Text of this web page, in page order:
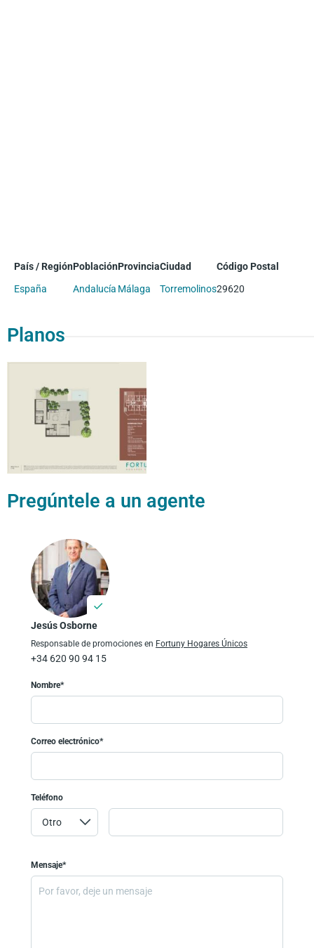
País / Región
España
Población
Andalucía
Provincia
Málaga
Ciudad
Torremolinos
Código Postal
29620
Planos
Pregúntele a un agente
Jesús Osborne
Responsable de promociones en Fortuny Hogares Únicos
+34 620 90 94 15
Nombre*
Correo electrónico*
Teléfono
Mensaje*